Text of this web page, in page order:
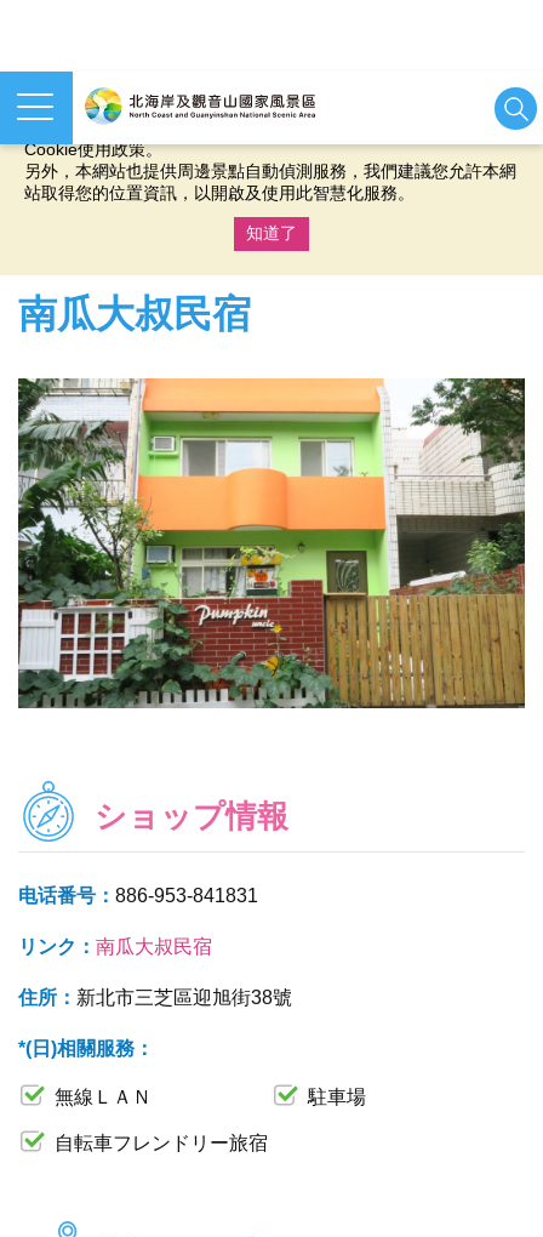
本網站使用cookies等相關技術以持續優化網站服務，並有助於為
您提供更佳的體驗，當您繼續使用本網站即表示您同意我們的
Cookie使用政策。
另外，本網站也提供周邊景點自動偵測服務，我們建議您允許本網
站取得您的位置資訊，以開啟及使用此智慧化服務。
知道了
南瓜大叔民宿
ショップ情報
电话番号： 886-953-841831
リンク： 南瓜大叔民宿
住所： 新北市三芝區迎旭街38號
*(日)相關服務：
無線ＬＡＮ 駐車場
自転車フレンドリー旅宿